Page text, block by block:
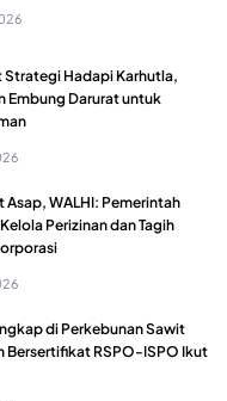
Strategi Hadapi Karhutla,
Embung Darurat untuk
Asap, WALHI: Pemerintah
Perizinan dan Tagih
di Perkebunan Sawit
Bersertifikat RSPO-ISPO Ikut